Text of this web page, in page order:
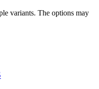
variants. The options may